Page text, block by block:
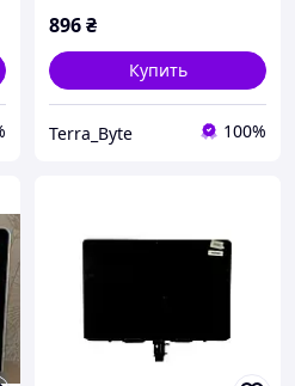
896₴
Купить
Terra_Byte 100%